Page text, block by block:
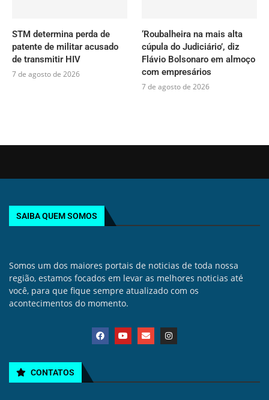
STM determina perda de
patente de militar acusado
de transmitir HIV
7 de agosto de 2026
‘Roubalheira na mais alta
cúpula do Judiciário’, diz
Flávio Bolsonaro em almoço
com empresários
7 de agosto de 2026
SAIBA QUEM SOMOS
Somos um dos maiores portais de noticias de toda nossa
região, estamos focados em levar as melhores noticias até
você, para que fique sempre atualizado com os
acontecimentos do momento.
CONTATOS